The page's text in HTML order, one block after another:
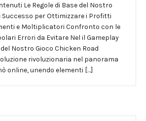
Le Regole di Base del Nostro
Successo per Ottimizzare i Profitti
e Moltiplicatori Confronto con le
Errori da Evitare Nel il Gameplay
del Nostro Gioco Chicken Road
rivoluzionaria nel panorama
online, unendo elementi […]